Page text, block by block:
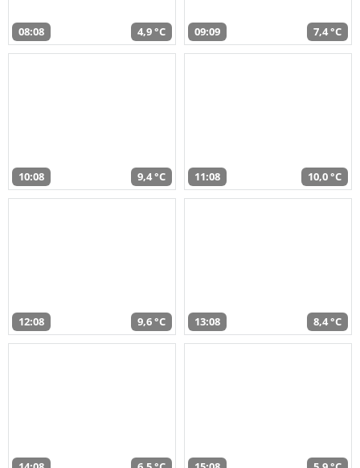
08:08 4,9 °C 09:09 7,4 °C
10:08 9,4 °C 11:08 10,0 °C
12:08 9,6 °C 13:08 8,4 °C